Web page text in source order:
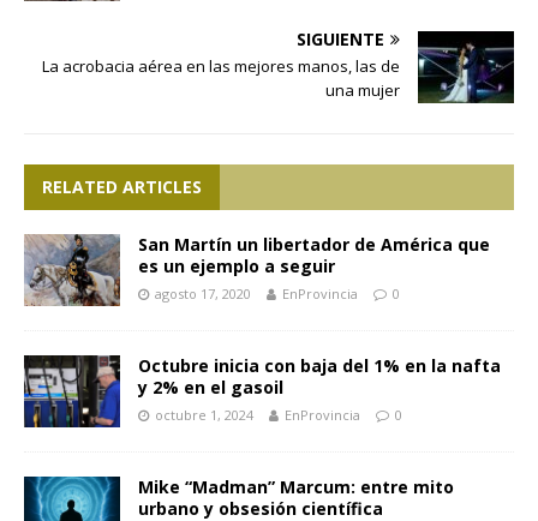
SIGUIENTE
La acrobacia aérea en las mejores manos, las de
una mujer
RELATED ARTICLES
San Martín un libertador de América que
es un ejemplo a seguir
agosto 17, 2020 EnProvincia 0
Octubre inicia con baja del 1% en la nafta
y 2% en el gasoil
octubre 1, 2024 EnProvincia 0
Mike “Madman” Marcum: entre mito
urbano y obsesión científica